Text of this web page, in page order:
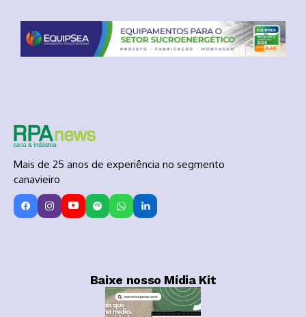
Mais de 25 anos de experiência no segmento
canavieiro
Baixe nosso Mídia Kit